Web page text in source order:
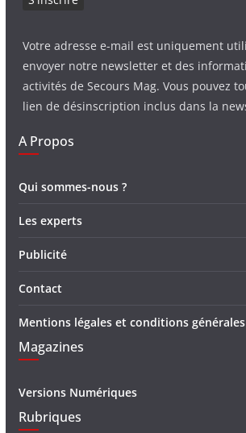
Votre adresse e-mail est uniquement
envoyer notre newsletter et des
activités de Secours Mag. Vous pouvez
lien de désinscription inclus dans la
A Propos
Qui sommes-nous ?
Les experts
Publicité
Contact
Mentions légales et conditions
Magazines
Versions Numériques
Rubriques